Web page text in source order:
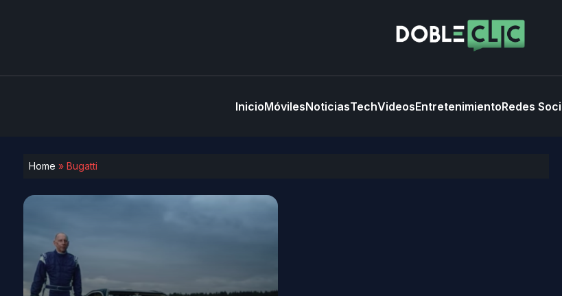
InicioMóvilesNoticiasTechVideosEntretenimientoRedes
Home » Bugatti